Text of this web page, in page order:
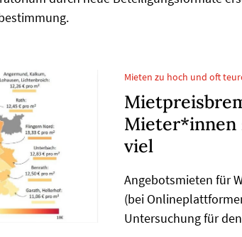
Mieten zu hoch und oft
Mieter*innen
viel
Angebotsmieten für
(bei
Untersuchung für